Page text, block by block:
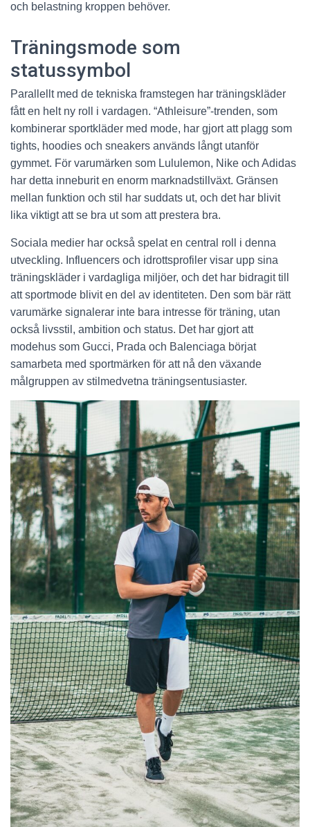
och belastning kroppen behöver.
Träningsmode som
statussymbol
Parallellt med de tekniska framstegen har träningskläder
fått en helt ny roll i vardagen. “Athleisure”-trenden, som
kombinerar sportkläder med mode, har gjort att plagg som
tights, hoodies och sneakers används långt utanför
gymmet. För varumärken som Lululemon, Nike och Adidas
har detta inneburit en enorm marknadstillväxt. Gränsen
mellan funktion och stil har suddats ut, och det har blivit
lika viktigt att se bra ut som att prestera bra.
Sociala medier har också spelat en central roll i denna
utveckling. Influencers och idrottsprofiler visar upp sina
träningskläder i vardagliga miljöer, och det har bidragit till
att sportmode blivit en del av identiteten. Den som bär rätt
varumärke signalerar inte bara intresse för träning, utan
också livsstil, ambition och status. Det har gjort att
modehus som Gucci, Prada och Balenciaga börjat
samarbeta med sportmärken för att nå den växande
målgruppen av stilmedvetna träningsentusiaster.